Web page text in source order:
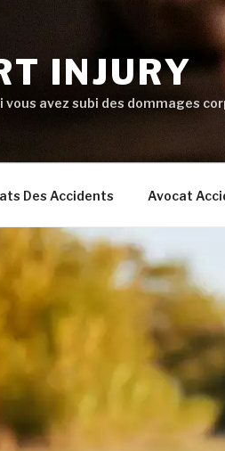
INJURY
avez subi des dommages
Des Accidents Avocat